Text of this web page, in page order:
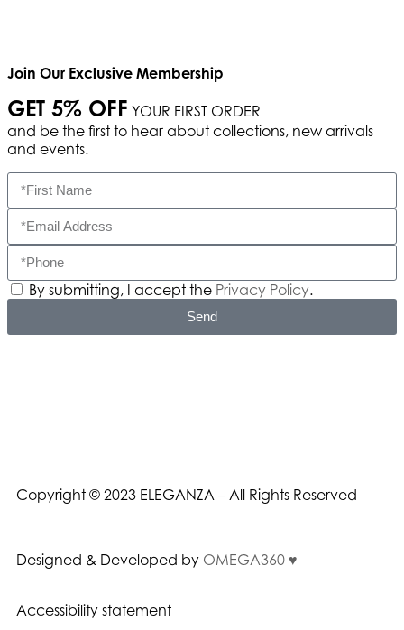
Join Our Exclusive Membership
GET 5% OFF YOUR FIRST ORDER
and be the first to hear about collections, new arrivals
and events.
By submitting, I accept the Privacy Policy.
Send
Copyright © 2023 ELEGANZA – All Rights Reserved
Designed & Developed by OMEGA360 ♥
Accessibility statement